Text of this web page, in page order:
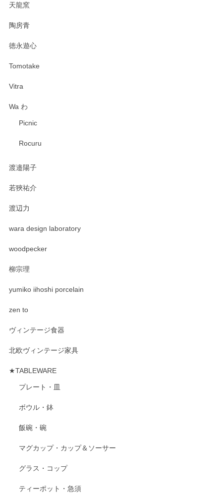
天龍窯
陶房青
徳永遊心
Tomotake
Vitra
Wa わ
Picnic
Rocuru
渡邉陽子
若狹祐介
渡辺力
wara design laboratory
woodpecker
柳宗理
yumiko iihoshi porcelain
zen to
ヴィンテージ食器
北欧ヴィンテージ家具
★TABLEWARE
プレート・皿
ボウル・鉢
飯碗・碗
マグカップ・カップ＆ソーサー
グラス・コップ
ティーポット・急須